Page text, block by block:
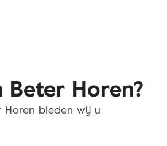
Horen?
Horen bieden wij u